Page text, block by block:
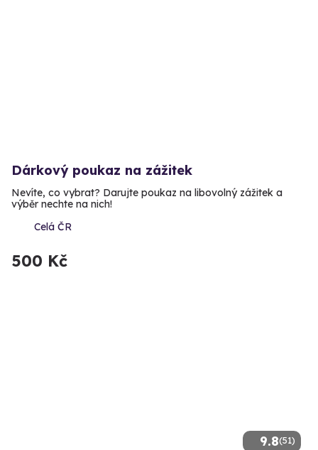
Dárkový poukaz na zážitek
Nevíte, co vybrat? Darujte poukaz na libovolný zážitek a
výběr nechte na nich!
Celá ČR
500 Kč
9.8(51)